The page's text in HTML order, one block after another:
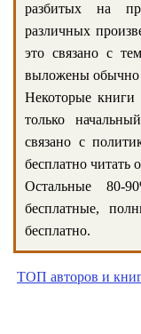
разбитых на
различных
это связано с
выложены
Некоторые
только
связано с
бесплатно читать
Остальные 80-
бесплатные,
бесплатно.
ТОП авторов и